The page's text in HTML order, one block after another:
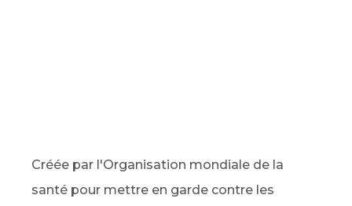
Créée par l'Organisation mondiale de la
santé pour mettre en garde contre les